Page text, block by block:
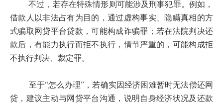
不过，若存在特殊情形则可能涉及刑事犯罪。例如，
借款人以非法占有为目的，通过虚构事实、隐瞒真相的方
式骗取网贷平台贷款，可能构成诈骗罪；若在法院判决还
款后，有能力执行而拒不执行，情节严重的，可能构成拒
不执行判决、裁定罪。
至于“怎么办理”，若确实因经济困难暂时无法偿还网
贷，建议主动与网贷平台沟通，说明自身经济状况及还款